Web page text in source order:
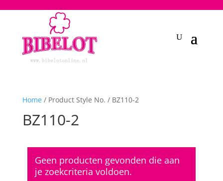
Home/ Product Style No. / BZ110-2
BZ110-2
Geen producten gevonden die aan
je zoekcriteria voldoen.